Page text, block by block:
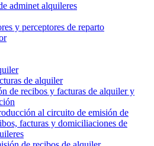
adminet alquileres
y perceptores de reparto
de alquiler
de recibos y facturas de alquiler y
al circuito de emisión de
facturas y domiciliaciones de